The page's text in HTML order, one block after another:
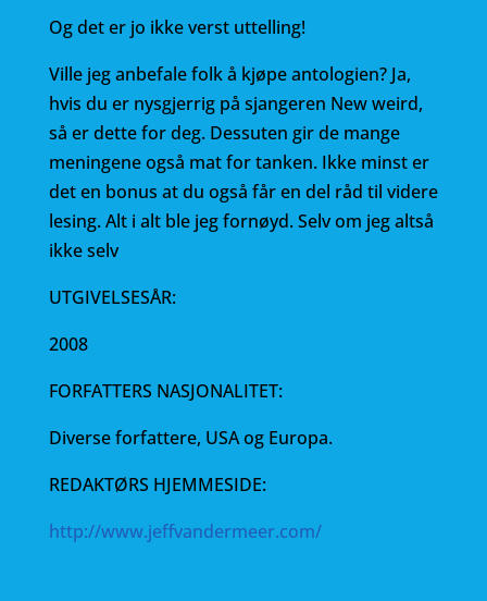
Og det er jo ikke verst uttelling!
Ville jeg anbefale folk å kjøpe antologien? Ja,
hvis du er nysgjerrig på sjangeren New weird,
så er dette for deg. Dessuten gir de mange
meningene også mat for tanken. Ikke minst er
det en bonus at du også får en del råd til videre
lesing. Alt i alt ble jeg fornøyd. Selv om jeg altså
ikke selv
UTGIVELSESÅR:
2008
FORFATTERS NASJONALITET:
Diverse forfattere, USA og Europa.
REDAKTØRS HJEMMESIDE:
http://www.jeffvandermeer.com/